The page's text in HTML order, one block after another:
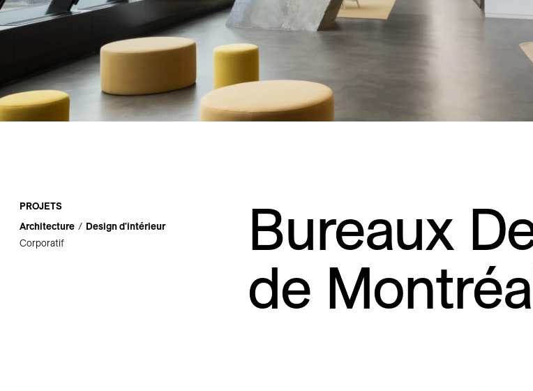
Carrières
PROJETS
Architecture
Design d'intérieur
Corporatif
Bureaux
de